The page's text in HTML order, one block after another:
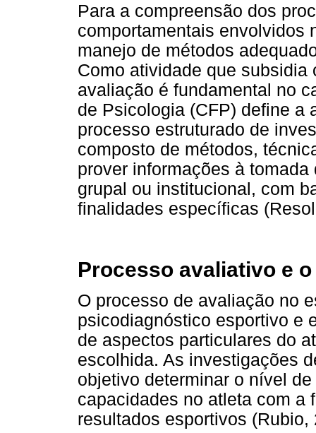
Para a compreensão dos
comportamentais envolvidos
manejo de métodos
Como atividade que
avaliação é fundamental no
de Psicologia (CFP) define a
processo estruturado de
composto de métodos,
prover informações à
grupal ou institucional, com
finalidades específicas
Processo avaliativo e
O processo de avaliação no
psicodiagnóstico esportivo e
de aspectos particulares do
escolhida. As investigações
objetivo determinar o nível
capacidades no atleta com a
resultados esportivos (Rubio,